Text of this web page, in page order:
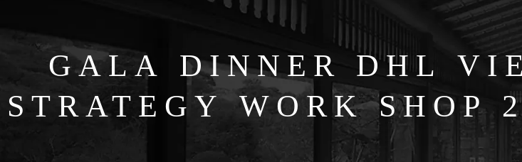
GALA DINNER DHL
STRATEGY WORK SHOP
PHƯỚC HẢI